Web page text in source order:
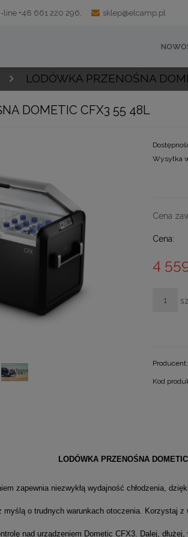
+48 661 220 296, sklep@elcamp.pl
LODÓWKA PRZENOŚNA
DOMETIC CFX3 55 48L
Wysyłka
Cena
Cena:
4
Producent:
Kod
LODÓWKA PRZENOŚNA
zapewnia niezwykłą wydajność chłodzenia,
myślą o trudnych warunkach otoczenia. Korzystaj
nad urządzeniem Dometic CFX3. Dalej, dłużej,